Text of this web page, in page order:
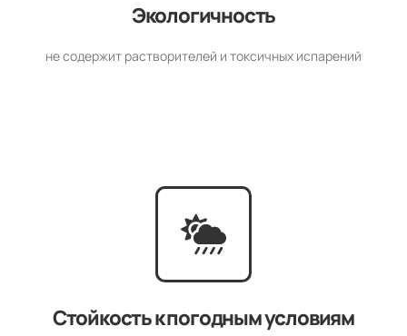
Экологичность
не содержит растворителей и токсичных испарений
Стойкость к погодным условиям